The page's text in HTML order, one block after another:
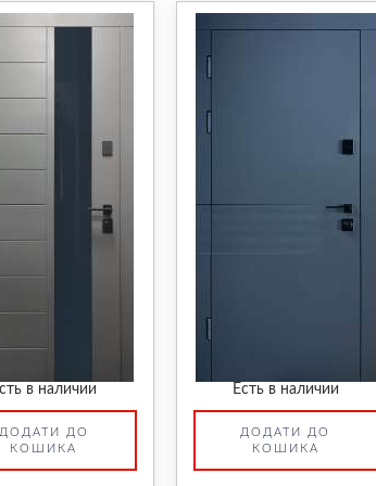
в наличии
ДО
КОШИКА
Есть в наличии
ДОДАТИ ДО
КОШИКА